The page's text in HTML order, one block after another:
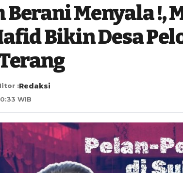
Berani Menyala !,
Bikin Desa
:Redaksi
WIB